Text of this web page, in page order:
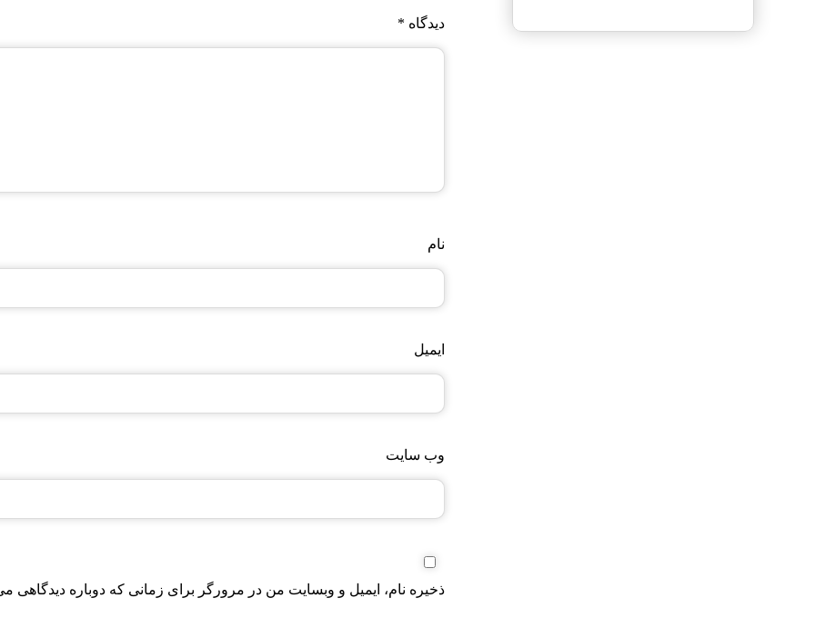
دیدگاه *
نام
ایمیل
وب‌ سایت
ذخیره نام، ایمیل و وبسایت من در مرورگر برای زمانی که دوباره دیدگاهی